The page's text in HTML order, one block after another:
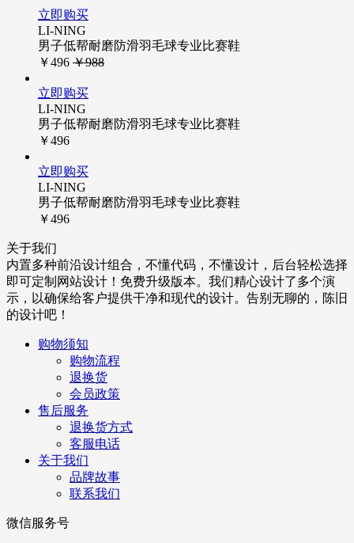
立即购买
LI-NING
男子低帮耐磨防滑羽毛球专业比赛鞋
￥496 ￥988
立即购买
LI-NING
男子低帮耐磨防滑羽毛球专业比赛鞋
￥496
立即购买
LI-NING
男子低帮耐磨防滑羽毛球专业比赛鞋
￥496
关于我们
内置多种前沿设计组合，不懂代码，不懂设计，后台轻松选择
即可定制网站设计！免费升级版本。我们精心设计了多个演
示，以确保给客户提供干净和现代的设计。告别无聊的，陈旧
的设计吧！
购物须知
购物流程
退换货
会员政策
售后服务
退换货方式
客服电话
关于我们
品牌故事
联系我们
微信服务号